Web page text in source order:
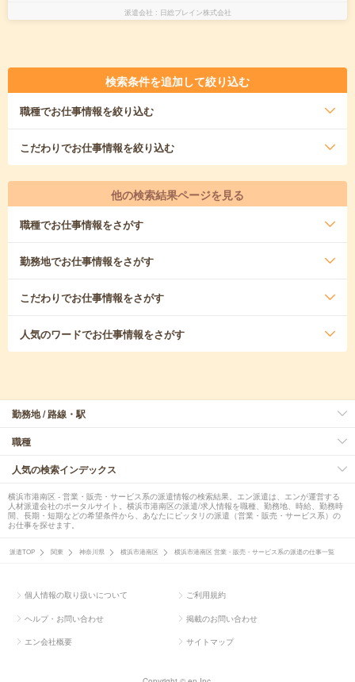
派遣会社 日総ブレイン株式会社
検索条件を追加して絞り込む
職種でお仕事情報を絞り込む
こだわりでお仕事情報を絞り込む
他の検索結果ページを見る
職種でお仕事情報をさがす
勤務地でお仕事情報をさがす
こだわりでお仕事情報をさがす
人気のワードでお仕事情報をさがす
勤務地 / 路線・駅
職種
人気の検索インデックス
横浜市港南区 - 営業・販売・サービス系の派遣情報の検索結果。エン派遣は、エンが運営する
人材派遣会社のポータルサイト。横浜市港南区の派遣/求人情報を職種、勤務地、時給、勤務時
間、長期・短期などの希望条件から、あなたにピッタリの派遣（営業・販売・サービス系）の
お仕事を探せます。
派遣TOP 関東 神奈川県 横浜市港南区 横浜市港南区 営業・販売・サービス系の派遣の仕事一覧
個人情報の取り扱いについて ご利用規約
ヘルプ・お問い合わせ 掲載のお問い合わせ
エン会社概要 サイトマップ